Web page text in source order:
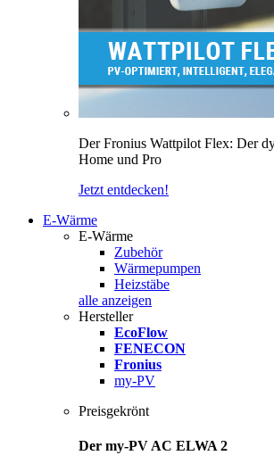
Der Fronius Wattpilot Flex: Der
Home und Pro
Jetzt entdecken!
E-Wärme
E-Wärme
Zubehör
Wärmepumpen
Heizstäbe
alle anzeigen
Hersteller
EcoFlow
FENECON
Fronius
my-PV
Preisgekrönt
Der my-PV AC ELWA 2